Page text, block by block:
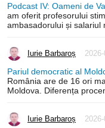
Podcast IV: Oameni de
am oferit profesorului
ambasadorului și salariul
Iurie Barbaroș
Pariul democratic al
România are de 16 ori
Moldova. Diferența
Iurie Barbaroș